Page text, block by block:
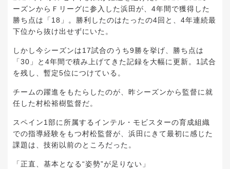
ーズンからＦリーグに参入した浜田が、4年間で獲得した
勝ち点は「18」。勝利したのはたったの4回と、4年連続最
下位から抜け出せずにいた。
しかし今シーズンは17試合のうち9勝を挙げ、勝ち点は
「30」と4年間で積み上げてきた記録を大幅に更新。1試合
を残し、暫定5位につけている。
チームの躍進をもたらしたのが、昨シーズンから監督に就
任した村松裕樹監督だ。
スペイン1部に所属するインテル・モビスターの育成組織
での指導経験をもつ村松監督が、浜田にきて最初に感じた
課題は、技術以前のところだった。
「正直、基本となる“姿勢”が足りない」